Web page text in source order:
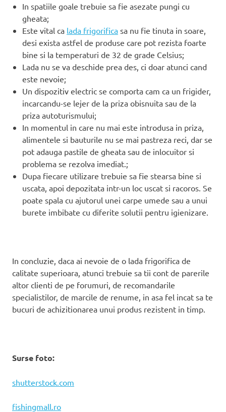
In spatiile goale trebuie sa fie asezate pungi cu
gheata;
Este vital ca lada frigorifica sa nu fie tinuta in soare,
desi exista astfel de produse care pot rezista foarte
bine si la temperaturi de 32 de grade Celsius;
Lada nu se va deschide prea des, ci doar atunci cand
este nevoie;
Un dispozitiv electric se comporta cam ca un frigider,
incarcandu-se lejer de la priza obisnuita sau de la
priza autoturismului;
In momentul in care nu mai este introdusa in priza,
alimentele si bauturile nu se mai pastreza reci, dar se
pot adauga pastile de gheata sau de inlocuitor si
problema se rezolva imediat.;
Dupa fiecare utilizare trebuie sa fie stearsa bine si
uscata, apoi depozitata intr-un loc uscat si racoros. Se
poate spala cu ajutorul unei carpe umede sau a unui
burete imbibate cu diferite solutii pentru igienizare.
In concluzie, daca ai nevoie de o lada frigorifica de
calitate superioara, atunci trebuie sa tii cont de parerile
altor clienti de pe forumuri, de recomandarile
specialistilor, de marcile de renume, in asa fel incat sa te
bucuri de achizitionarea unui produs rezistent in timp.
Surse foto:
shutterstock.com
fishingmall.ro